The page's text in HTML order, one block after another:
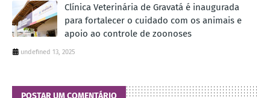
Clínica Veterinária de Gravatá é inaugurada
para fortalecer o cuidado com os animais e
apoio ao controle de zoonoses
undefined 13, 2025